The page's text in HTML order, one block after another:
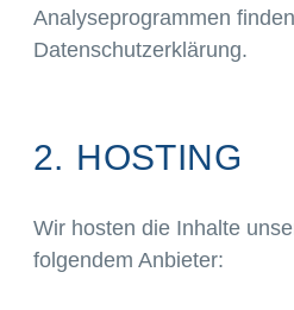
Analyseprogrammen
Datenschutzerklärung.
2. HOSTING
Wir hosten die Inhalte
folgendem Anbieter: